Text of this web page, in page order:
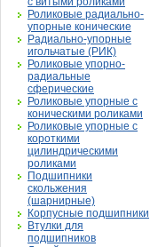
Роликовые радиально-
упорные конические
Радиально-упорные
игольчатые (РИК)
Роликовые упорно-
радиальные
сферические
Роликовые упорные с
коническими роликами
Роликовые упорные с
короткими
цилиндрическими
роликами
Подшипники
скольжения
(шарнирные)
Корпусные подшипники
Втулки для
подшипников